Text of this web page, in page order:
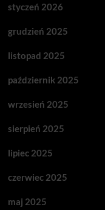
styczeń 2026
grudzień 2025
listopad 2025
październik 2025
wrzesień 2025
sierpień 2025
lipiec 2025
czerwiec 2025
maj 2025